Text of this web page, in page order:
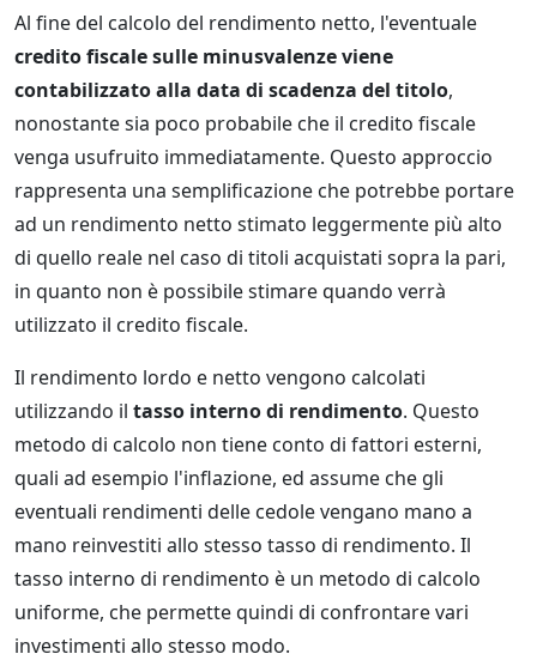
Al fine del calcolo del rendimento netto, l'eventuale
credito fiscale sulle minusvalenze viene
contabilizzato alla data di scadenza del titolo,
nonostante sia poco probabile che il credito fiscale
venga usufruito immediatamente. Questo approccio
rappresenta una semplificazione che potrebbe portare
ad un rendimento netto stimato leggermente più alto
di quello reale nel caso di titoli acquistati sopra la pari,
in quanto non è possibile stimare quando verrà
utilizzato il credito fiscale.
Il rendimento lordo e netto vengono calcolati
utilizzando il tasso interno di rendimento. Questo
metodo di calcolo non tiene conto di fattori esterni,
quali ad esempio l'inflazione, ed assume che gli
eventuali rendimenti delle cedole vengano mano a
mano reinvestiti allo stesso tasso di rendimento. Il
tasso interno di rendimento è un metodo di calcolo
uniforme, che permette quindi di confrontare vari
investimenti allo stesso modo.